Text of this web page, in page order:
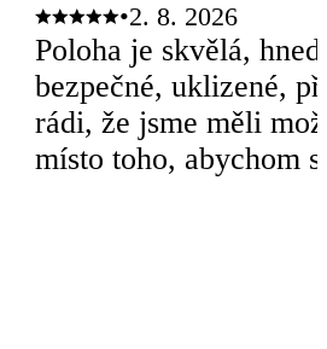
•2. 8. 2026
Poloha je skvělá,
bezpečné, uklizené,
rádi, že jsme měli
místo toho, abychom